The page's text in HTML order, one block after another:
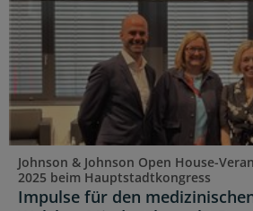
Johnson & Johnson Open House-
2025 beim Hauptstadtkongress
Impulse für den